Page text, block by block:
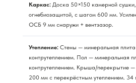
Каркас: Доска 50×150 камерной
огнебиозащитой, с шагом 600 мм.
ОСБ 9 мм снаружи + вентзазор.
Утепление: Стены — минеральная
контрутеплением. Пол — минеральная
контрутеплением. Крыша/перекрытие —
200 мм с перекрёстным утеплением. 34